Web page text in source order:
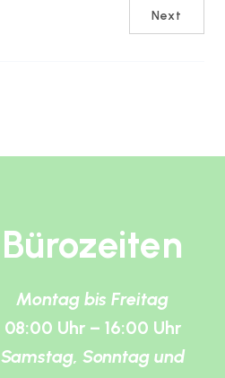
Next
Bürozeiten
Montag bis Freitag
08:00 Uhr – 16:00 Uhr
Samstag, Sonntag und